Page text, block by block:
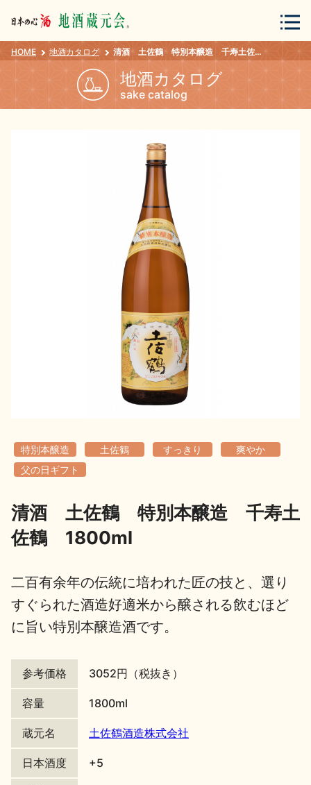
会員登録 ログイン
地酒カタログ
地酒解体新書
歳時記
日本酒の楽しみ方特集
HOME 地酒カタログ 清酒 土佐鶴 特別本醸造 千寿土佐鶴 1800ml
地酒カタログ
sake catalog
特別本醸造 土佐鶴 すっきり
爽やか
父の日ギフト
清酒 土佐鶴 特別本醸造 千寿土
佐鶴 1800ml
二百有余年の伝統に培われた匠の技と、選り
すぐられた酒造好適米から醸される飲むほど
に旨い特別本醸造酒です。
参考価格 3052円（税抜き）
容量 1800ml
蔵元名 土佐鶴酒造株式会社
日本酒度 +5